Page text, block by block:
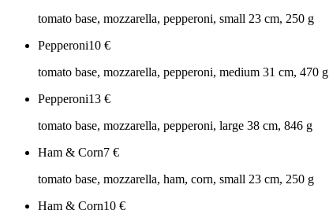
tomato base, mozzarella, pepperoni, small 23 cm, 250 g
Pepperoni10 €
tomato base, mozzarella, pepperoni, medium 31 cm, 470 g
Pepperoni13 €
tomato base, mozzarella, pepperoni, large 38 cm, 846 g
Ham & Corn7 €
tomato base, mozzarella, ham, corn, small 23 cm, 250 g
Ham & Corn10 €